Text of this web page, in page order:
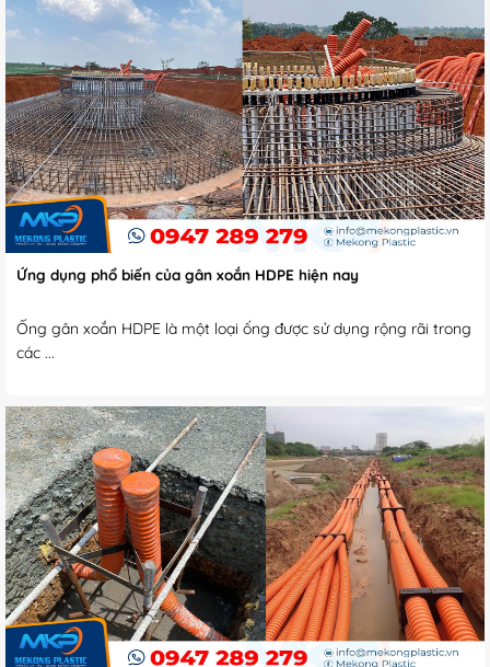
Ứng dụng phổ biến của gân xoắn HDPE hiện nay
Ống gân xoắn HDPE là một loại ống được sử dụng rộng rãi trong
các ...